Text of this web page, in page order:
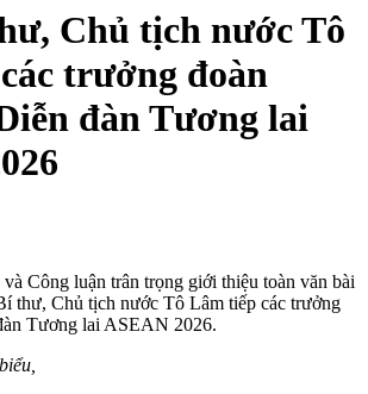
Chủ tịch nước Tô
trưởng đoàn
đàn Tương lai
Công luận trân trọng giới thiệu toàn văn bài
thư, Chủ tịch nước Tô Lâm tiếp các trưởng
Tương lai ASEAN 2026.